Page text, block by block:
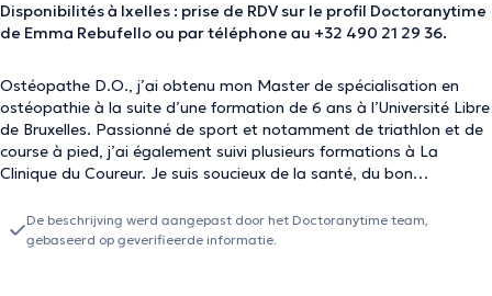
Disponibilités à Ixelles : prise de RDV sur le profil Doctoranytime
de Emma Rebufello ou par téléphone au +32 490 21 29 36.
Ostéopathe D.O., j’ai obtenu mon Master de spécialisation en
ostéopathie à la suite d’une formation de 6 ans à l’Université Libre
de Bruxelles. Passionné de sport et notamment de triathlon et de
course à pied, j’ai également suivi plusieurs formations à La
Clinique du Coureur. Je suis soucieux de la santé, du bon
j’aurais le plaisir de vous accueillir en consultation afin de vous
écouter, de comprendre vos maux afin de vous accompagner au
De beschrijving werd aangepast door het Doctoranytime team,
gebaseerd op geverifieerde informatie.